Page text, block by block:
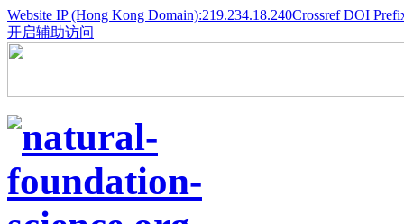
Website IP (Hong Kong Domain):219.234.18.240Crossref DOI
开启辅助访问